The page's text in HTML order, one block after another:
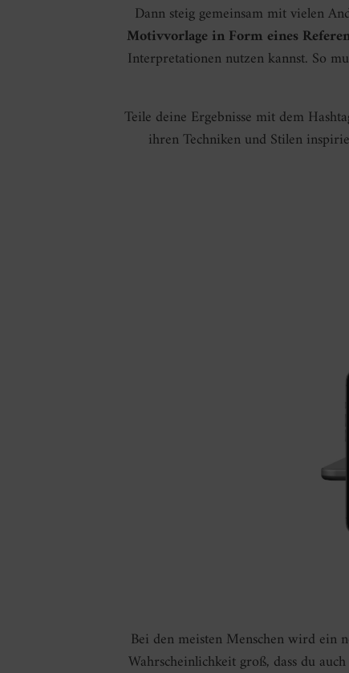
Dann steig gemeinsam mit vielen
Motivvorlage in Form eines
Interpretationen nutzen kannst. So
Teile deine Ergebnisse mit dem
ihren Techniken und Stilen
Bei den meisten Menschen wird ein
Wahrscheinlichkeit groß, dass du